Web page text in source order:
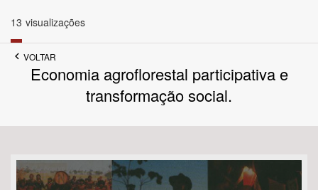
Tema
13 visualizações
VOLTAR
Economia agroflorestal participativa e
transformação social.